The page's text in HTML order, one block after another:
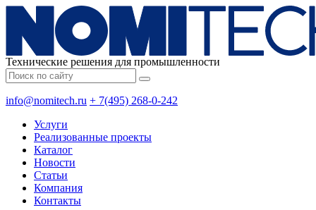
Технические решения для промышленности
info@nomitech.ru + 7(495) 268-0-242
Услуги
Реализованные проекты
Каталог
Новости
Статьи
Компания
Контакты